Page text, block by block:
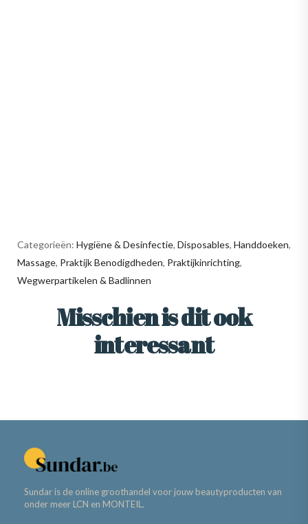
Categorieën: Hygiëne & Desinfectie, Disposables, Handdoeken,
Massage, Praktijk Benodigdheden, Praktijkinrichting,
Wegwerpartikelen & Badlinnen
Misschien is dit ook
interessant
Sundar is de online groothandel voor jouw beautyproducten van
onder meer LCN en MONTEIL.